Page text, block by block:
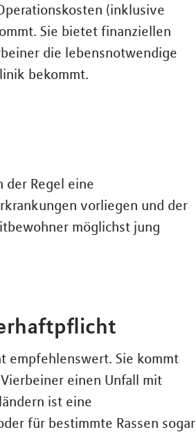
(inklusive
Sie bietet finanziellen
die lebensnotwendige
bekommt.
der Regel eine
vorliegen und der
möglichst jung
empfehlenswert. Sie kommt
einen Unfall mit
ist eine
für bestimmte Rassen sogar